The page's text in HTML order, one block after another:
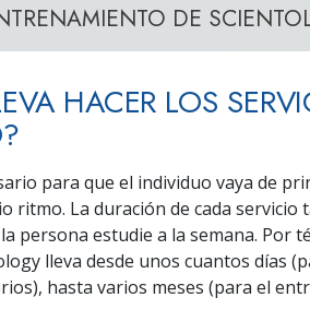
Creencias y prácticas
Qué dicen los scientologists acerca de
Dentro de una Iglesia
Los Principios Básicos de Scientology
Una introducción a Dianética
El
La
DE
HACER LOS
para que el individuo vaya de
ritmo. La duración de cada servicio
persona estudie a la semana. Por
lleva desde unos cuantos días
hasta varios meses (para el